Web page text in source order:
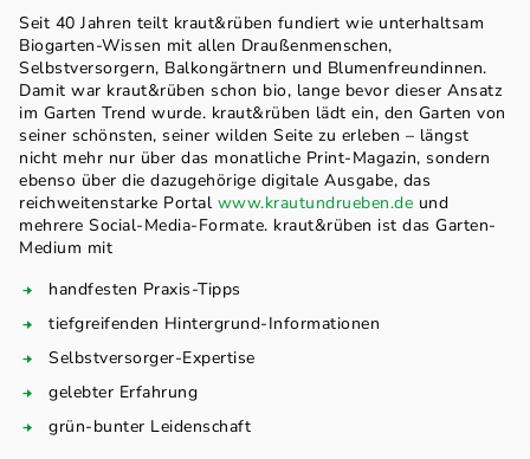
Seit 40 Jahren teilt kraut&rüben fundiert wie unterhaltsam
Biogarten-Wissen mit allen Draußenmenschen,
Selbstversorgern, Balkongärtnern und Blumenfreundinnen.
Damit war kraut&rüben schon bio, lange bevor dieser Ansatz
im Garten Trend wurde. kraut&rüben lädt ein, den Garten von
seiner schönsten, seiner wilden Seite zu erleben – längst
nicht mehr nur über das monatliche Print-Magazin, sondern
ebenso über die dazugehörige digitale Ausgabe, das
reichweitenstarke Portal www.krautundrueben.de und
mehrere Social-Media-Formate. kraut&rüben ist das Garten-
Medium mit
handfesten Praxis-Tipps
tiefgreifenden Hintergrund-Informationen
Selbstversorger-Expertise
gelebter Erfahrung
grün-bunter Leidenschaft